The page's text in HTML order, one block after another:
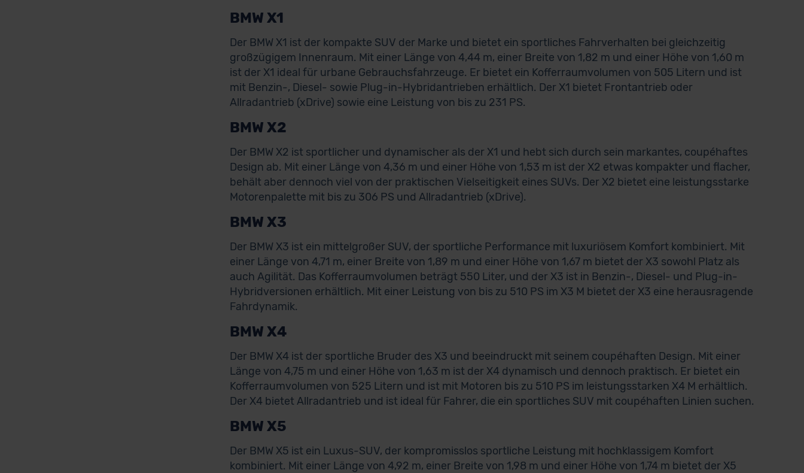
BMW X1
Der BMW X1 ist der kompakte SUV der Marke und bietet ein sportliches Fahrverhalten bei gleichzeitig
großzügigem Innenraum. Mit einer Länge von 4,44 m, einer Breite von 1,82 m und einer Höhe von 1,60 m
ist der X1 ideal für urbane Gebrauchsfahrzeuge. Er bietet ein Kofferraumvolumen von 505 Litern und ist
mit Benzin-, Diesel- sowie Plug-in-Hybridantrieben erhältlich. Der X1 bietet Frontantrieb oder
Allradantrieb (xDrive) sowie eine Leistung von bis zu 231 PS.
BMW X2
Der BMW X2 ist sportlicher und dynamischer als der X1 und hebt sich durch sein markantes, coupéhaftes
Design ab. Mit einer Länge von 4,36 m und einer Höhe von 1,53 m ist der X2 etwas kompakter und flacher,
behält aber dennoch viel von der praktischen Vielseitigkeit eines SUVs. Der X2 bietet eine leistungsstarke
Motorenpalette mit bis zu 306 PS und Allradantrieb (xDrive).
BMW X3
Der BMW X3 ist ein mittelgroßer SUV, der sportliche Performance mit luxuriösem Komfort kombiniert. Mit
einer Länge von 4,71 m, einer Breite von 1,89 m und einer Höhe von 1,67 m bietet der X3 sowohl Platz als
auch Agilität. Das Kofferraumvolumen beträgt 550 Liter, und der X3 ist in Benzin-, Diesel- und Plug-in-
Hybridversionen erhältlich. Mit einer Leistung von bis zu 510 PS im X3 M bietet der X3 eine herausragende
Fahrdynamik.
BMW X4
Der BMW X4 ist der sportliche Bruder des X3 und beeindruckt mit seinem coupéhaften Design. Mit einer
Länge von 4,75 m und einer Höhe von 1,63 m ist der X4 dynamisch und dennoch praktisch. Er bietet ein
Kofferraumvolumen von 525 Litern und ist mit Motoren bis zu 510 PS im leistungsstarken X4 M erhältlich.
Der X4 bietet Allradantrieb und ist ideal für Fahrer, die ein sportliches SUV mit coupéhaften Linien suchen.
BMW X5
Der BMW X5 ist ein Luxus-SUV, der kompromisslos sportliche Leistung mit hochklassigem Komfort
kombiniert. Mit einer Länge von 4,92 m, einer Breite von 1,98 m und einer Höhe von 1,74 m bietet der X5